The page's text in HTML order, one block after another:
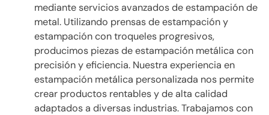
mediante servicios avanzados de estampación de
metal. Utilizando prensas de estampación y
estampación con troqueles progresivos,
producimos piezas de estampación metálica con
precisión y eficiencia. Nuestra experiencia en
estampación metálica personalizada nos permite
crear productos rentables y de alta calidad
adaptados a diversas industrias. Trabajamos con